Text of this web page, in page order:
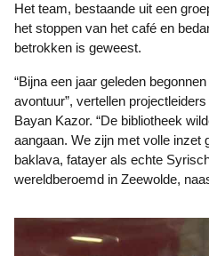
Het team, bestaande uit een groep Syrische dames, betreurt
het stoppen van het café en
betrokken is geweest.
“Bijna een jaar geleden begonnen we aan een voor ons groot
avontuur”, vertellen
Bayan Kazor. “De bibliotheek
aangaan. We zijn met volle inzet
baklava, fatayer als echte
wereldberoemd in Zeewolde,